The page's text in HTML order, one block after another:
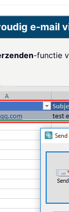
e-mail
-functie